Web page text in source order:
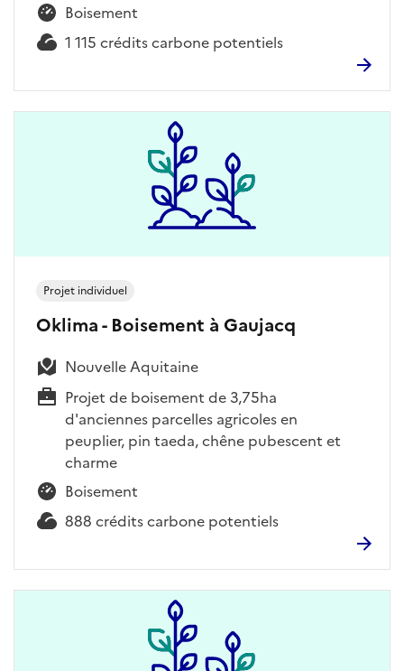
Boisement
1 115 crédits carbone potentiels
Oklima - Boisement à Gaujacq
Nouvelle Aquitaine
Projet de boisement de 3,75ha
d'anciennes parcelles agricoles en
peuplier, pin taeda, chêne pubescent et
charme
Boisement
888 crédits carbone potentiels
Projet individuel